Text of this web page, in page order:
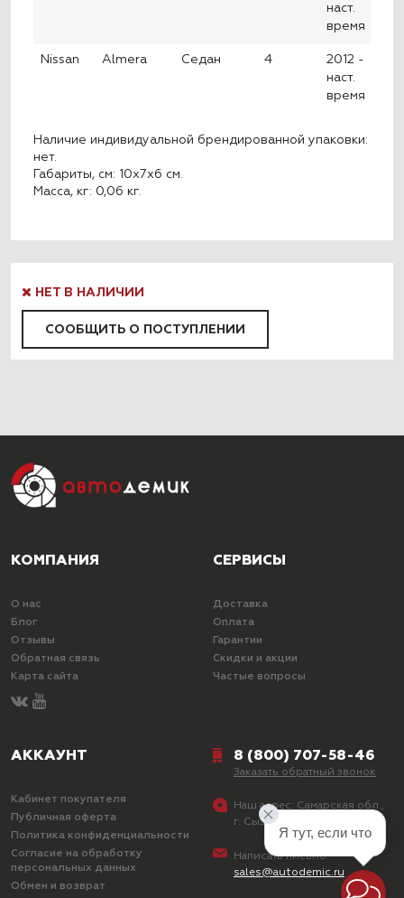
наст.
время
Nissan Almera Седан 4
2012 -
наст.
время
Наличие индивидуальной брендированной упаковки:
нет.
Габариты, см: 10x7x6 см.
Масса, кг: 0,06 кг.
НЕТ В НАЛИЧИИ
СООБЩИТЬ О ПОСТУПЛЕНИИ
КОМПАНИЯ
О нас
Блог
Отзывы
Обратная связь
Карта сайта
СЕРВИСЫ
Доставка
Оплата
Гарантии
Скидки и акции
Частые вопросы
АККАУНТ
Кабинет покупателя
Публичная оферта
Политика конфиденциальности
Согласие на обработку
персональных данных
Обмен и возврат
8 (800) 707-58-46
Заказать обратный звонок
Наш адрес: Самарская обл.,
г. Сызрань, ул. Лазо, д. 25
Написать письмо:
sales@autodemic.ru
Я тут, если что